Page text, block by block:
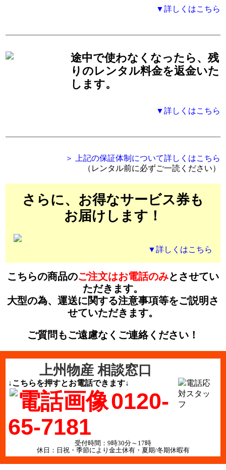
▼詳しくはこちら
途中で使わなくなったら、残
りのレンタル料金を返金いた
します。
▼詳しくはこちら
＞ 上記の保証体制について詳しくはこちら
（レンタル前に必ずご一読ください）
さらに、お得なサービス券も
お届けします！
▼詳しくはこちら
こちらの商品のご注文はお電話のみとさせてい
ただきます。
大型の為、運送に関する注意事項等をご説明さ
せていただきます。
ご質問もご遠慮なくご連絡ください！
上州物産 相談窓口
↓こちらを押すとお電話できます↓
0120-
65-7181
受付時間：9時30分～17時
休日：日祝・季節により金土休有・夏期/冬期休暇有